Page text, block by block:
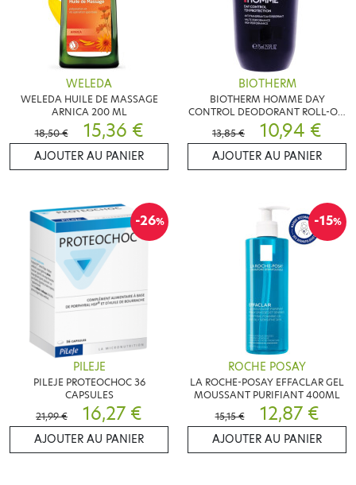
WELEDA
WELEDA HUILE DE MASSAGE
ARNICA 200 ML
18,50 €
15,36 €
AJOUTER AU PANIER
BIOTHERM
BIOTHERM HOMME DAY
CONTROL DEODORANT ROLL-ON
72H 75 ML
13,85 € 10,94 €
AJOUTER AU PANIER
-26%
PILEJE
PILEJE PROTEOCHOC 36
CAPSULES
21,99 €
16,27 €
AJOUTER AU PANIER
-15%
ROCHE POSAY
LA ROCHE-POSAY EFFACLAR GEL
MOUSSANT PURIFIANT 400ML
15,15 €
12,87 €
AJOUTER AU PANIER